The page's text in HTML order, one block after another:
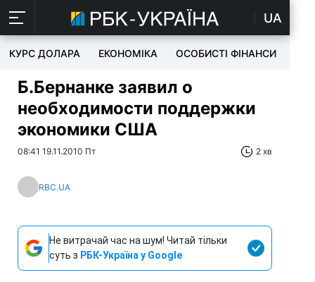
UA
КУРС ДОЛАРА ЕКОНОМІКА ОСОБИСТІ ФІНАНСИ
Б.Бернанке заявил о
необходимости поддержки
экономики CША
08:41 19.11.2010 Пт 2 хв
RBC.UA
Не витрачай час на шум! Читай тільки
суть з РБК-Україна у Google